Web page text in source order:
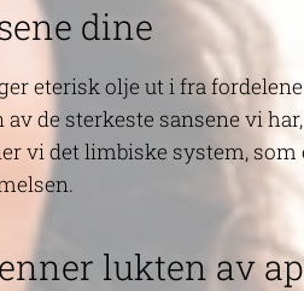
dine
eterisk olje ut i fra
de sterkeste sansene vi
vi det limbiske system,
lukten av